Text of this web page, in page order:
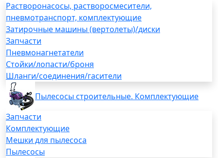
Растворонасосы, растворосмесители,
пневмотранспорт, комплектующие
Затирочные машины (вертолеты)/диски
Запчасти
Пневмонагнетатели
Стойки/лопасти/броня
Шланги/соединения/гасители
Пылесосы строительные. Комплектующие
Запчасти
Комплектующие
Мешки для пылесоса
Пылесосы